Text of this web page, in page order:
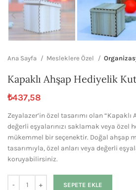
Ana Sayfa Mesleklere Özel
Kapaklı Ahşap Hediyelik
₺437,58
Zeyalazer’in özel tasarımı olan “Kapaklı
değerli eşyalarınızı saklamak veya özel
mükemmel bir seçenektir. Doğal ahşap
tasarımıyla, özel anları veya değerli
koruyabilirsiniz.
SEPETE EKLE